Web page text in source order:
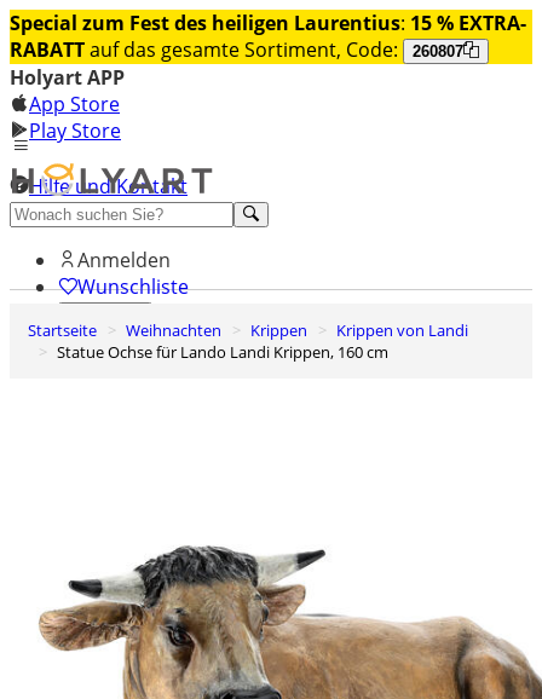
Special zum Fest des heiligen Laurentius: 15 % EXTRA-
RABATTauf das gesamte Sortiment, Code: 260807
Holyart APP
App Store
Play Store
Hilfe und Kontakt
Entdecken Sie Premium
Anmelden
Wunschliste
0
Warenkorb
Startseite Weihnachten Krippen
Krippen von Landi
Statue Ochse für Lando Landi Krippen, 160 cm